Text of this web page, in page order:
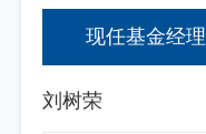
现任基金经理
刘树荣